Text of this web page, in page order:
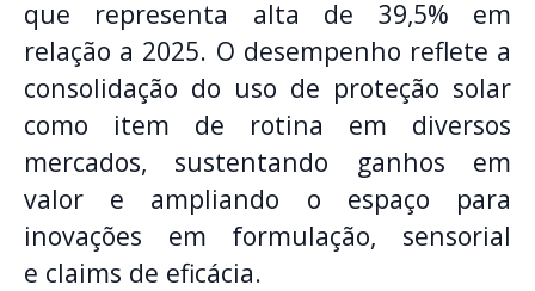
que representa alta de 39,5% em
relação a 2025. O desempenho reflete a
consolidação do uso de proteção solar
como item de rotina em diversos
mercados, sustentando ganhos em
valor e ampliando o espaço para
inovações em formulação, sensorial
e claims de eficácia.